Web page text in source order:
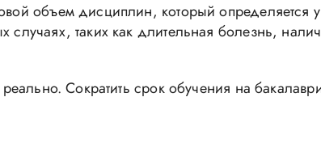
объем дисциплин, который определяется
таких как длительная болезнь,
Сократить срок обучения на